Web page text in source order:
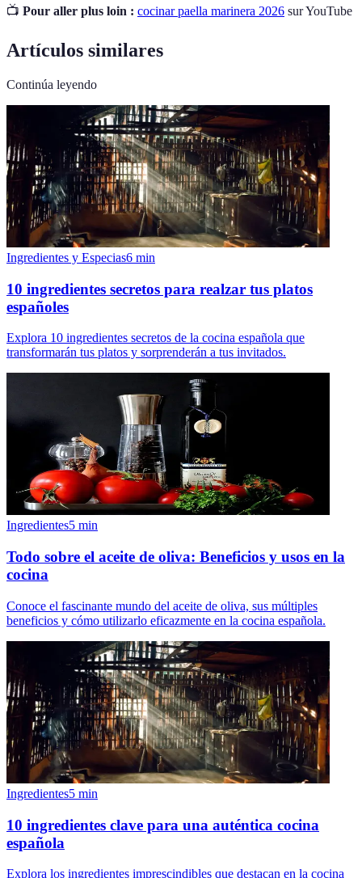
📺 Pour aller plus loin : cocinar paella marinera 2026 sur YouTube
Artículos similares
Continúa leyendo
Ingredientes y Especias6 min
10 ingredientes secretos para realzar tus platos
españoles
Explora 10 ingredientes secretos de la cocina española que
transformarán tus platos y sorprenderán a tus invitados.
Ingredientes5 min
Todo sobre el aceite de oliva: Beneficios y usos en la
cocina
Conoce el fascinante mundo del aceite de oliva, sus múltiples
beneficios y cómo utilizarlo eficazmente en la cocina española.
Ingredientes5 min
10 ingredientes clave para una auténtica cocina
española
Explora los ingredientes imprescindibles que destacan en la cocina